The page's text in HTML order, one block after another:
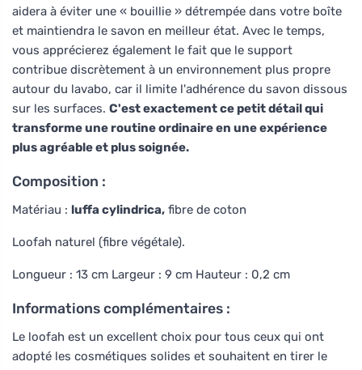
aidera à éviter une « bouillie » détrempée dans votre boîte
et maintiendra le savon en meilleur état. Avec le temps,
vous apprécierez également le fait que le support
contribue discrètement à un environnement plus propre
autour du lavabo, car il limite l'adhérence du savon dissous
sur les surfaces. C'est exactement ce petit détail qui
transforme une routine ordinaire en une expérience
plus agréable et plus soignée.
Composition :
Matériau : luffa cylindrica, fibre de coton
Loofah naturel (fibre végétale).
Longueur : 13 cm Largeur : 9 cm Hauteur : 0,2 cm
Informations complémentaires :
Le loofah est un excellent choix pour tous ceux qui ont
adopté les cosmétiques solides et souhaitent en tirer le